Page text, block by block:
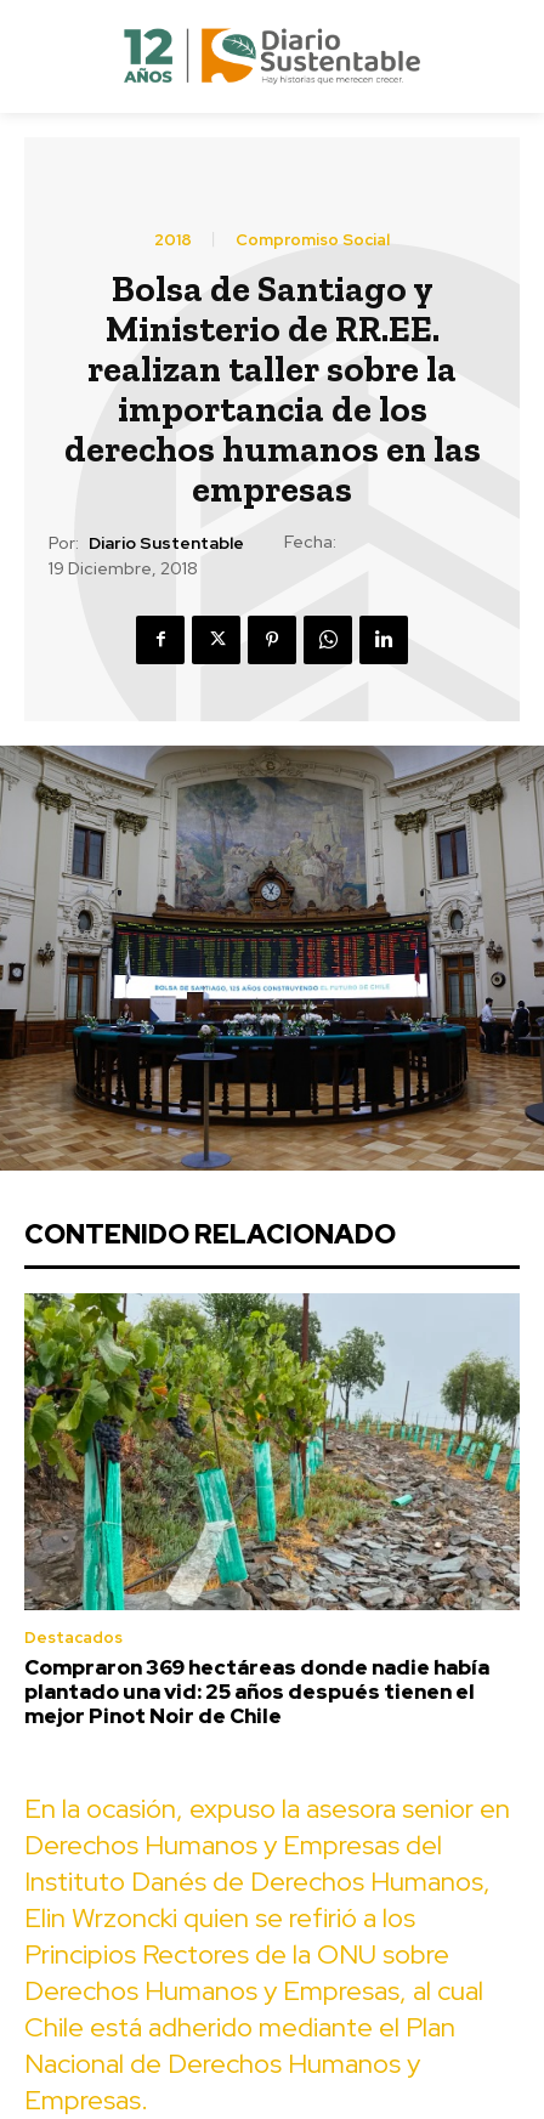
2018 Compromiso Social
Bolsa de Santiago y
Ministerio de RR.EE.
realizan taller sobre la
importancia de los
derechos humanos en las
empresas
Por: Diario Sustentable
Fecha:
19 Diciembre, 2018
CONTENIDO RELACIONADO
Destacados
Compraron 369 hectáreas donde nadie había
plantado una vid: 25 años después tienen el
mejor Pinot Noir de Chile
En la ocasión, expuso la asesora senior en
Derechos Humanos y Empresas del
Instituto Danés de Derechos Humanos,
Elin Wrzoncki quien se refirió a los
Principios Rectores de la ONU sobre
Derechos Humanos y Empresas, al cual
Chile está adherido mediante el Plan
Nacional de Derechos Humanos y
Empresas.